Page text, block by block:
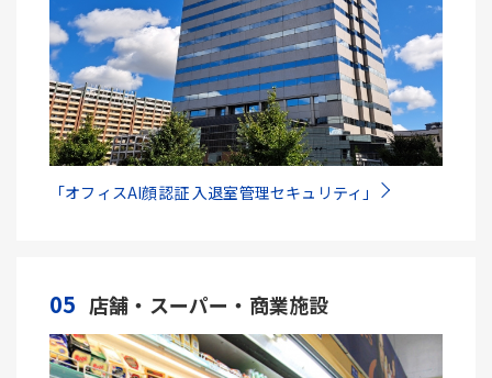
「オフィスAI顔認証 入退室管理セキュリティ」
05 店舗・スーパー・商業施設